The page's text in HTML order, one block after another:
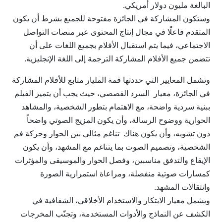
البالغة مليون دولار أمريكي.
وستكون المشاركة في الجائزة مفتوحة للجميع بشرط أن يكون
المتقدم فاعلًا في مجال إنتاج المحتوى عبر منصات التواصل
الاجتماعي، فيما يتم استقبال الأفلام بجميع اللغات على أن
تتضمن جميع الأفلام المشاركة الترجمة إلى اللغة الإنجليزية.
وتشمل المعايير التي حددتها قمة المليار متابع للأفلام المشاركة
في الجائزة، معيار السرد القصصي، حيث يجب أن يتميز الفيلم
ببنية سردية واضحة، مع الاهتمام بتطور الشخصية، والمشاهد
الحوارية ووضوح الرسالة، وأن يكون المزيج الصوتي واضحاً
دون تشويه، وأن يكون هناك تناغم مثالي بين الحوار وحركة فم
الشخصية، وتصميم الصوت بما يتناغم مع المشهد، وأن يكون
الإيقاع والتدفق مناسبين، وفصل الحوار والموسيقى والمؤثرات
كمسارات صوتية منفصلة، ومراعاة استمرارية الصورة
وانتقالات المشهد.
ويشمل معيار الابتكار والاستخدام الأخلاقي، الشفافية في
الكشف عن النماذج والأدوات المستخدمة، وتجنّب المخرجات